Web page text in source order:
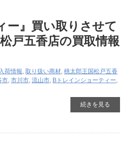
』買い取りさせて
戸五香店の買取情報
荷情報, 取り扱い商材, 桃太郎王国松戸五香
市, 市川市, 流山市, Bトレインショーティー,
続きを見る